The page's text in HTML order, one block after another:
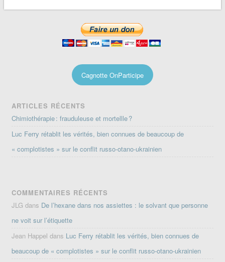
Cagnotte OnParticipe
ARTICLES RÉCENTS
Chimiothérapie : frauduleuse et mortellle ?
Luc Ferry rétablit les vérités, bien connues de beaucoup de
« complotistes » sur le conflit russo-otano-ukrainien
COMMENTAIRES RÉCENTS
JLG dans De l’hexane dans nos assiettes : le solvant que personne
ne voit sur l’étiquette
Jean Happel dans Luc Ferry rétablit les vérités, bien connues de
beaucoup de « complotistes » sur le conflit russo-otano-ukrainien